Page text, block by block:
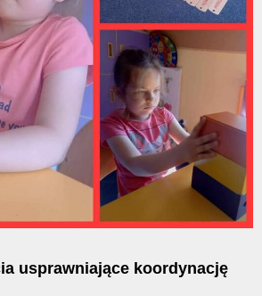
usprawniające koordynację